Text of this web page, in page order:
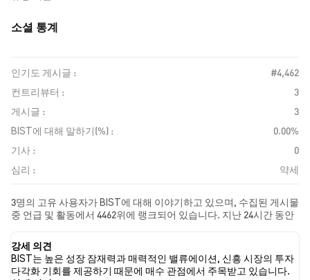
소셜 통계
인기도 게시글 :
#4,462
컨트리뷰터 :
3
게시글 :
3
BIST에 대해 말하기(%) :
0.00%
기사 :
0
심리 :
약세
3명의 고유 사용자가 BIST에 대해 이야기하고 있으며, 수집된 게시물
중 언급 및 활동에서 4462위에 랭크되어 있습니다. 지난 24시간 동안
로, BIST에 대한 뉴스 기사 0건이 게시되었습니다. 트위터에서는
50.00%의 트윗이 강세 감정을, 0.00%의 트윗이 약세 감정을 보였습
니다. 50.00%의 트윗은 BIST에 대해 중립적인 감정을 나타냈습니다.
이 감정 분석은 2개의 트윗을 기반으로 합니다.
강세 의견
BIST는 높은 성장 잠재력과 매력적인 밸류에이션, 신흥 시장의 투자
다각화 기회를 제공하기 때문에 매수 관점에서 주목받고 있습니다.